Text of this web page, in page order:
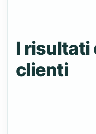
I risultati
clienti